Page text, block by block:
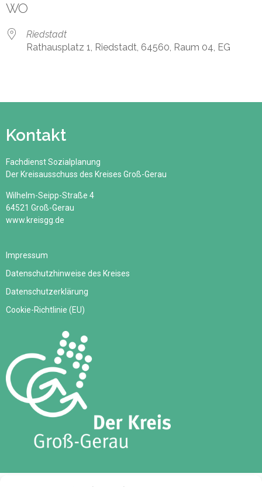
WO
Riedstadt
Rathausplatz 1, Riedstadt, 64560, Raum 04, EG
Kontakt
Fachdienst Sozialplanung
Der Kreisausschuss des Kreises Groß-Gerau
Wilhelm-Seipp-Straße 4
64521 Groß-Gerau
www.kreisgg.de
Impressum
Datenschutzhinweise des Kreises
Datenschutzerklärung
Cookie-Richtlinie (EU)